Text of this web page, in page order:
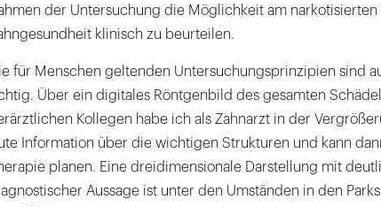
der Untersuchung die Möglichkeit am narkotisierten
klinisch zu beurteilen.
für Menschen geltenden Untersuchungsprinzipien sind
Über ein digitales Röntgenbild des gesamten
Kollegen habe ich als Zahnarzt in der
Information über die wichtigen Strukturen und kann
planen. Eine dreidimensionale Darstellung mit
Aussage ist unter den Umständen in den